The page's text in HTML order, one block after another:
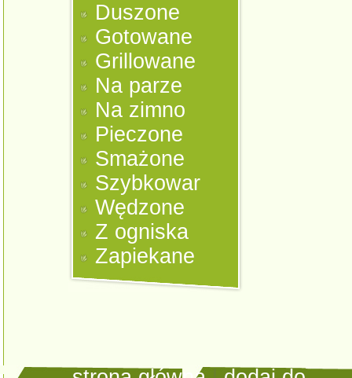
Duszone
Gotowane
Grillowane
Na parze
Na zimno
Pieczone
Smażone
Szybkowar
Wędzone
Z ogniska
Zapiekane